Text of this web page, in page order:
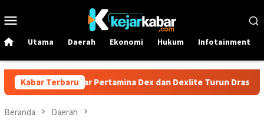
ke
Mobile
Utama Daerah Ekonomi Hukum Infotainment
Kabar Terbaru
Harga Solar Pertamina Dex dan Dexlite Turun Drastis, Cek
Beranda Daerah